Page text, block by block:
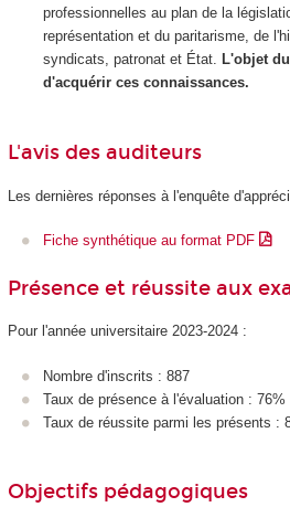
professionnelles au plan de la
représentation et du paritarisme, de
syndicats, patronat et État.
L'objet
d'acquérir ces connaissances.
L'avis des auditeurs
Les dernières réponses à l'enquête
Fiche synthétique au format PDF
Présence et réussite aux
Pour l'année universitaire 2023-2024 :
Nombre d'inscrits : 887
Taux de présence à l'évaluation : 76%
Taux de réussite parmi les présents :
Objectifs pédagogiques